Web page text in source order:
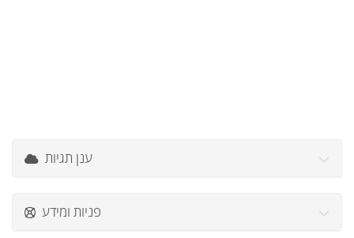
ענן תגיות
פניות ומידע